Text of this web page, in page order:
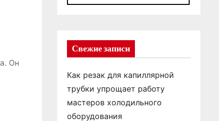
Он
Свежие записи
Как резак для капиллярной
трубки упрощает работу
мастеров холодильного
оборудования